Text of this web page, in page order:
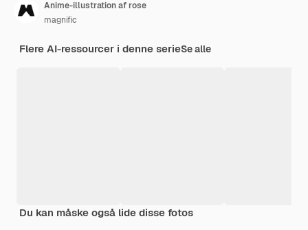
Anime-illustration af rose
magnific
Flere AI-ressourcer i denne serieSe alle
Du kan måske også lide disse fotos